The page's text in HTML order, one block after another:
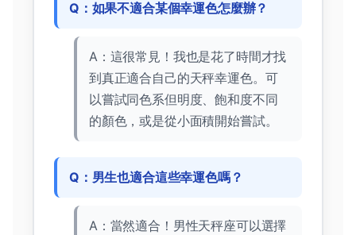
Q：如果不適合某個幸運色怎麼辦？
A：這很常見！我也是花了時間才找
到真正適合自己的天秤幸運色。可
以嘗試同色系但明度、飽和度不同
的顏色，或是從小面積開始嘗試。
Q：男生也適合這些幸運色嗎？
A：當然適合！男性天秤座可以選擇